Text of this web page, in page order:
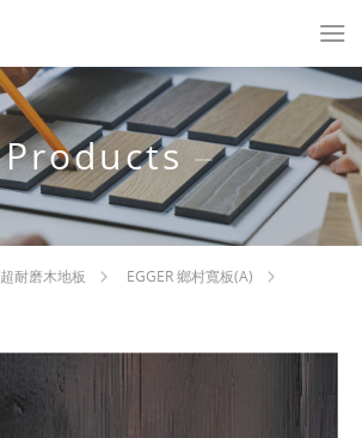
Products
超耐磨木地板
EGGER 鄉村寬板(A)